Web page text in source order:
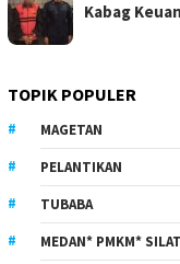
Kabag
TOPIK POPULER
MAGETAN
PELANTIKAN
TUBABA
MEDAN* PMKM*